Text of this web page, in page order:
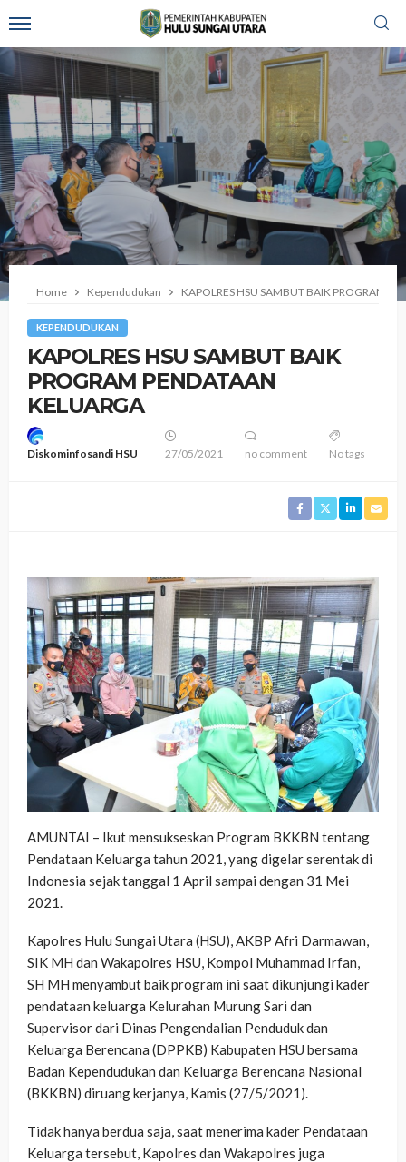
Home Kependudukan KAPOLRES HSU SAMBUT BAIK PROGRAM
KEPENDUDUKAN
KAPOLRES HSU SAMBUT BAIK
PROGRAM PENDATAAN
KELUARGA
Diskominfosandi HSU 27/05/2021 no comment No tags
AMUNTAI – Ikut mensukseskan Program BKKBN tentang
Pendataan Keluarga tahun 2021, yang digelar serentak di
Indonesia sejak tanggal 1 April sampai dengan 31 Mei
2021.
Kapolres Hulu Sungai Utara (HSU), AKBP Afri Darmawan,
SIK MH dan Wakapolres HSU, Kompol Muhammad Irfan,
SH MH menyambut baik program ini saat dikunjungi kader
pendataan keluarga Kelurahan Murung Sari dan
Supervisor dari Dinas Pengendalian Penduduk dan
Keluarga Berencana (DPPKB) Kabupaten HSU bersama
Badan Kependudukan dan Keluarga Berencana Nasional
(BKKBN) diruang kerjanya, Kamis (27/5/2021).
Tidak hanya berdua saja, saat menerima kader Pendataan
Keluarga tersebut, Kapolres dan Wakapolres juga